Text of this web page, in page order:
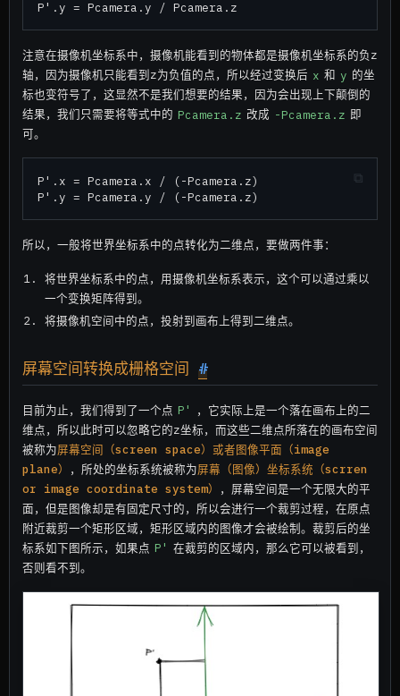
注意在摄像机坐标系中，摄像机能看到的物体都是摄像机坐标系的负z
轴，因为摄像机只能看到z为负值的点，所以经过变换后 x 和 y 的坐
标也变符号了，这显然不是我们想要的结果，因为会出现上下颠倒的
结果，我们只需要将等式中的 Pcamera.z 改成 -Pcamera.z 即
可。
P'.x = Pcamera.x / (-Pcamera.z)
所以，一般将世界坐标系中的点转化为二维点，要做两件事：
将世界坐标系中的点，用摄像机坐标系表示，这个可以通过乘以
一个变换矩阵得到。
将摄像机空间中的点，投射到画布上得到二维点。
屏幕空间转换成栅格空间 #
目前为止，我们得到了一个点 P'
，它实际上是一个落在画布上的二
维点，所以此时可以忽略它的z坐标，而这些二维点所落在的画布空间
被称为屏幕空间（screen space） 或者图像平面（image
plane）
，所处的坐标系统被称为屏幕（图像）坐标系统（scrren
or image coordinate system）
，屏幕空间是一个无限大的平
面，但是图像却是有固定尺寸的，所以会进行一个裁剪过程，在原点
附近裁剪一个矩形区域，矩形区域内的图像才会被绘制。裁剪后的坐
标系如下图所示，如果点 P' 在裁剪的区域内，那么它可以被看到，
否则看不到。